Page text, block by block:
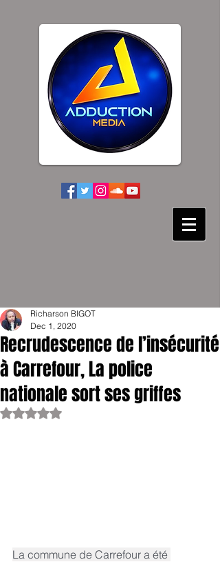
Recrudescence de l’insécurité
à Carrefour, La police
nationale sort ses griffes
Richarson BIGOT
Dec 1, 2020
Rated NaN out of 5 stars.
La commune de Carrefour a été